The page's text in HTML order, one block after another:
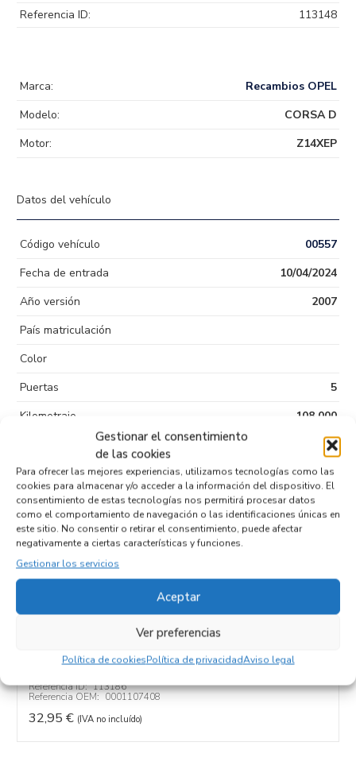
Gestionar el consentimiento
de las cookies
Para ofrecer las mejores experiencias, utilizamos tecnologías como las
cookies para almacenar y/o acceder a la información del dispositivo. El
consentimiento de estas tecnologías nos permitirá procesar datos
como el comportamiento de navegación o las identificaciones únicas en
este sitio. No consentir o retirar el consentimiento, puede afectar
negativamente a ciertas características y funciones.
Gestionar los servicios
Aceptar
Ver preferencias
Política de cookiesPolítica de privacidadAviso legal
Referencia ID:
113148
Marca:
Recambios OPEL
Modelo:
CORSA D
Motor:
Z14XEP
Datos del vehículo
Código vehículo
00557
Fecha de entrada
10/04/2024
Año versión
2007
País matriculación
Color
Puertas
5
Kilometraje
108.000
Sin plomo 91
Código motor
Z14XEP
Código cambio
Productos relacionados
MOTOR ARRANQUE 0001107408
Recambios OPELCORSA DZ14XEP
Referencia ID: 113186
Referencia OEM: 0001107408
32,95 € (IVA no incluído)